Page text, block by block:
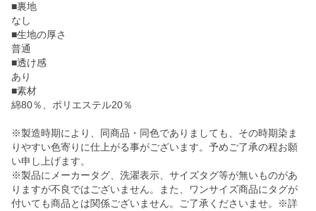
■裏地
なし
■生地の厚さ
普通
■透け感
あり
■素材
綿80％、ポリエステル20％
※製造時期により、同商品・同色でありましても、その時期染ま
りやすい色寄りに仕上がる事がございます。予めご了承の程お願
い申し上げます。
※製品にメーカータグ、洗濯表示、サイズタグ等が無いものがあ
りますが不良ではございません。また、ワンサイズ商品にタグが
付いても商品とは関係ございません。ご了承くださいませ。※詳